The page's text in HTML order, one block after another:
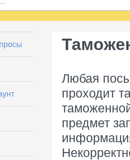
Любая
проходит
предмет